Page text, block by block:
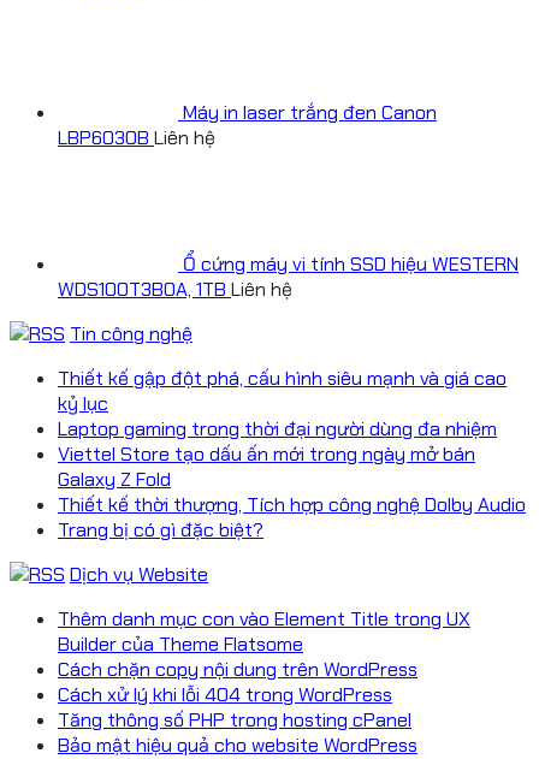
Máy in laser trắng đen Canon
LBP6030B Liên hệ
Ổ cứng máy vi tính SSD hiệu WESTERN
WDS100T3B0A, 1TB Liên hệ
Tin công nghệ
Thiết kế gập đột phá, cấu hình siêu mạnh và giá cao
kỷ lục
Laptop gaming trong thời đại người dùng đa nhiệm
Viettel Store tạo dấu ấn mới trong ngày mở bán
Galaxy Z Fold
Thiết kế thời thượng, Tích hợp công nghệ Dolby Audio
Trang bị có gì đặc biệt?
Dịch vụ Website
Thêm danh mục con vào Element Title trong UX
Builder của Theme Flatsome
Cách chặn copy nội dung trên WordPress
Cách xử lý khi lỗi 404 trong WordPress
Tăng thông số PHP trong hosting cPanel
Bảo mật hiệu quả cho website WordPress